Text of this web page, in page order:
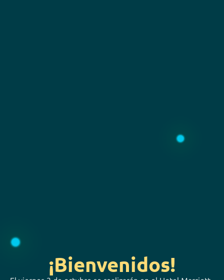
¡Bienvenidos!